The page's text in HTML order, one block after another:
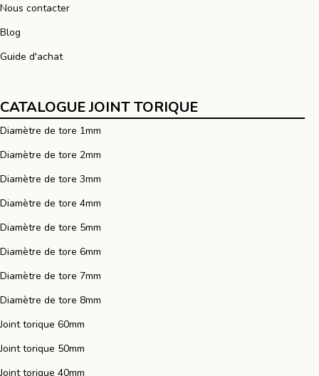
Nous contacter
Blog
Guide d'achat
CATALOGUE JOINT TORIQUE
Diamètre de tore 5mm
Diamètre de tore 6mm
Diamètre de tore 7mm
Diamètre de tore 8mm
Joint torique 60mm
Joint torique 50mm
Joint torique 40mm
Diamètre de tore 1mm
Diamètre de tore 2mm
Diamètre de tore 3mm
Diamètre de tore 4mm